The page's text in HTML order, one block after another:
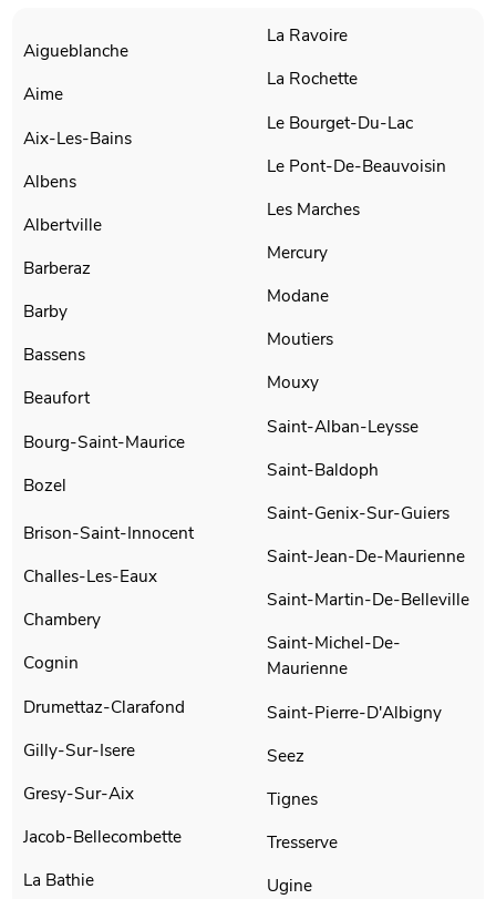
Aigueblanche
Aime
Aix-Les-Bains
Albens
Albertville
Barberaz
Barby
Bassens
Beaufort
Bourg-Saint-Maurice
Bozel
Brison-Saint-Innocent
Challes-Les-Eaux
Chambery
Cognin
Drumettaz-Clarafond
Gilly-Sur-Isere
Gresy-Sur-Aix
Jacob-Bellecombette
La Bathie
La Ravoire
La Rochette
Le Bourget-Du-Lac
Le Pont-De-Beauvoisin
Les Marches
Mercury
Modane
Moutiers
Mouxy
Saint-Alban-Leysse
Saint-Baldoph
Saint-Genix-Sur-Guiers
Saint-Jean-De-Maurienne
Saint-Martin-De-Belleville
Saint-Michel-De-
Maurienne
Saint-Pierre-D'Albigny
Seez
Tignes
Tresserve
Ugine